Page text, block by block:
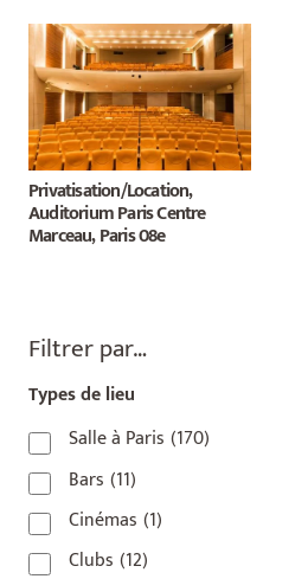
Privatisation/Location,
Auditorium Paris Centre
Marceau, Paris 08e
Filtrer par…
Types de lieu
Salle à Paris (170)
Bars (11)
Cinémas (1)
Clubs (12)